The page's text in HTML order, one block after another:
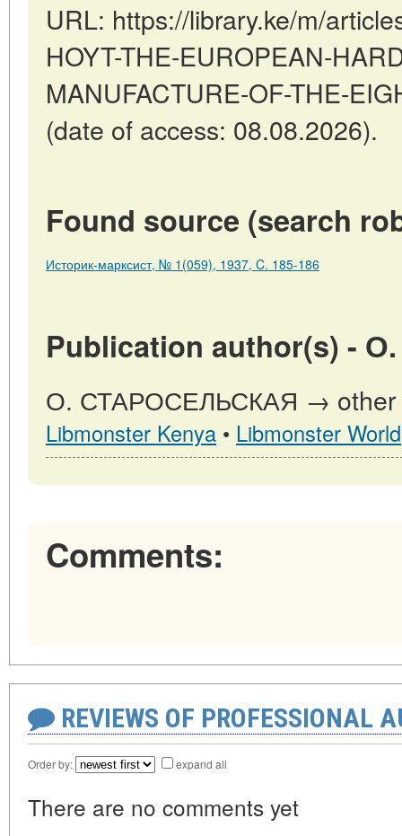
URL: https://library.ke/m/
HOYT-THE-EUROPEAN-
MANUFACTURE-OF-THE-
(date of access: 08.08.2026).
Found source (search
Историк-марксист, № 1(059), 1937, C. 185-186
Publication author(s) -
О. СТАРОСЕЛЬСКАЯ → other
Libmonster Kenya • Libmonster World
Comments:
REVIEWS OF PROFESSIONAL
Order by: expand all
There are no comments yet